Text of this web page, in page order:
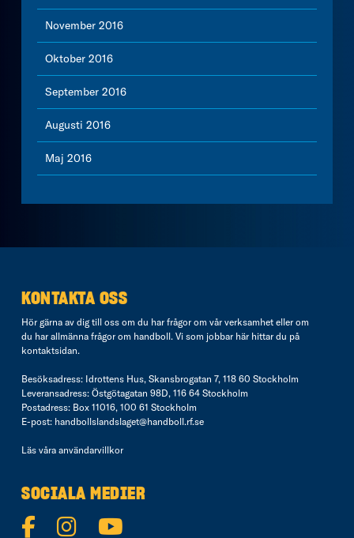
November 2016
Oktober 2016
September 2016
Augusti 2016
Maj 2016
KONTAKTA OSS
Hör gärna av dig till oss om du har frågor om vår verksamhet eller om
du har allmänna frågor om handboll. Vi som jobbar här hittar du på
kontaktsidan.
Besöksadress: Idrottens Hus, Skansbrogatan 7, 118 60 Stockholm
Leveransadress: Östgötagatan 98D, 116 64 Stockholm
Postadress: Box 11016, 100 61 Stockholm
E-post: handbollslandslaget@handboll.rf.se
Läs våra användarvillkor
SOCIALA MEDIER